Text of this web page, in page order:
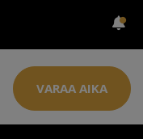
VARAA AIKA